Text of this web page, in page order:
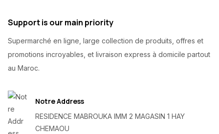
Support is our main priority
Supermarché en ligne, large collection de produits, offres et
promotions incroyables, et livraison express à domicile partout
au Maroc.
Notre Address
RESIDENCE MABROUKA IMM 2 MAGASIN 1 HAY
CHEMAOU